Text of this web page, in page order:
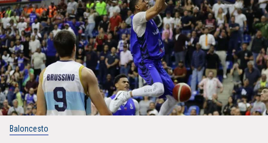
Baloncesto